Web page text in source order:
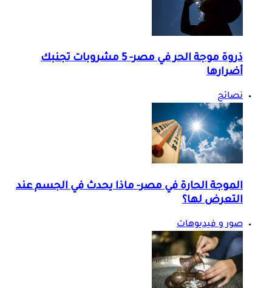
ذروة موجة الحر في مصر- 5 مشروبات تجنبك
أضرارها
نصائح
الموجة الحارة في مصر- ماذا يحدث في الجسم عند
التعرض لها؟
صور و فيديوهات